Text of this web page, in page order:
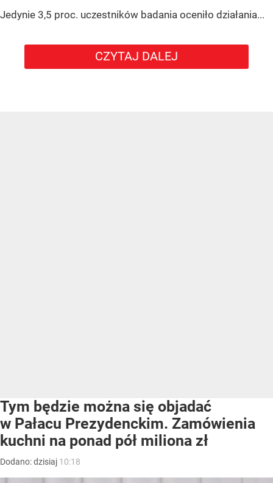
Jedynie 3,5 proc. uczestników badania oceniło działania...
CZYTAJ DALEJ
Tym będzie można się objadać
w Pałacu Prezydenckim. Zamówienia
kuchni na ponad pół miliona zł
Dodano:dzisiaj 10:18